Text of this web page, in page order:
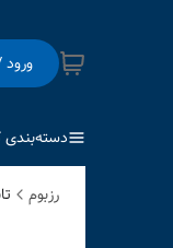
دسته‌بندی
رزبوم